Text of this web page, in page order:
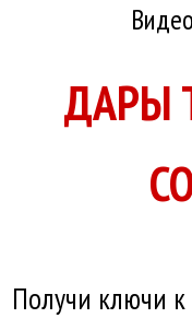
ДАРЫ
Получи ключи